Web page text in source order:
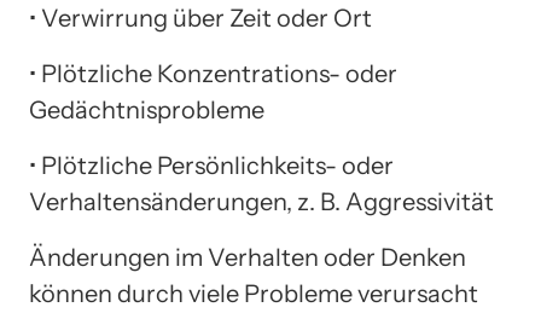
• Verwirrung über Zeit oder Ort
• Plötzliche Konzentrations- oder
Gedächtnisprobleme
• Plötzliche Persönlichkeits- oder
Verhaltensänderungen, z. B. Aggressivität
Änderungen im Verhalten oder Denken
können durch viele Probleme verursacht